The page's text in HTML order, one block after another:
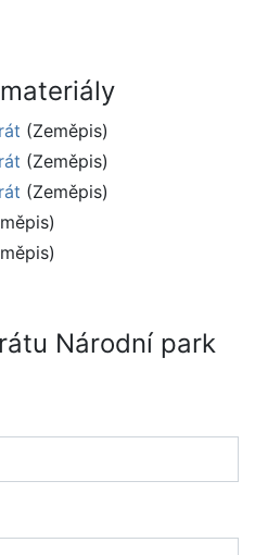
(Zeměpis)
(Zeměpis)
(Zeměpis)
Národní park